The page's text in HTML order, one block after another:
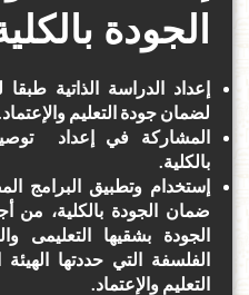
الجودة
إعداد الدراسة الذاتية طبقا
لضمان جودة التعليم والإعتماد.
المشاركة في إعداد
بالكلية.
إستخدام وتطبيق البرامج
ضمان الجودة بالكلية، من
الجودة بشقيها
الفلسفة التي حددتها
التعليم والإعتماد.